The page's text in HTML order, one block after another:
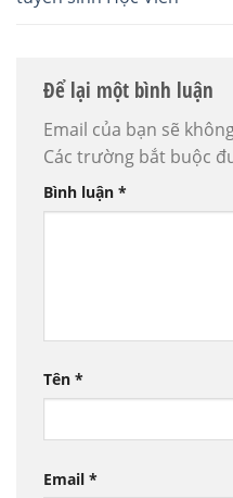
Để lại một bình luận
Email của bạn sẽ
Các trường bắt buộc
Bình luận *
Tên *
Email *